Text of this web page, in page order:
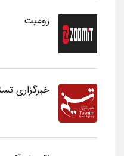
زومیت
خبرگزاری